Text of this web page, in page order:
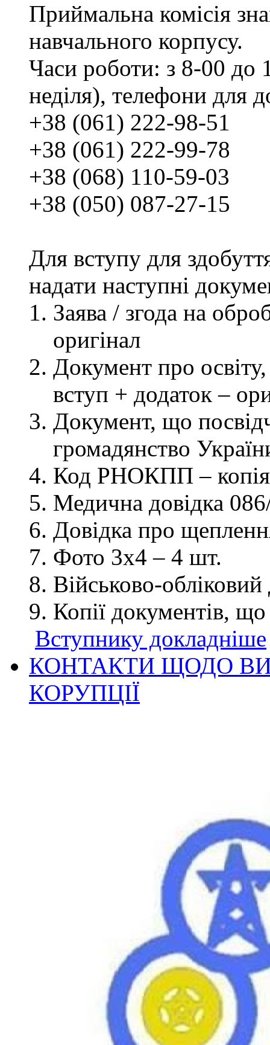
Приймальна комісія
навчального корпусу.
Часи роботи: з 8-00 до
неділя), телефони для
+38 (061) 222-98-51
+38 (061) 222-99-78
+38 (068) 110-59-03
+38 (050) 087-27-15
Для вступу для
надати наступні
Заява / згода на
оригінал
Документ про освіту,
вступ + додаток –
Документ, що
громадянство
Код РНОКПП – копія
Медична довідка
Довідка про
Фото 3х4 – 4 шт.
Військово-
Копії документів,
Вступнику докладніше
КОНТАКТИ ЩОДО
КОРУПЦІЇ